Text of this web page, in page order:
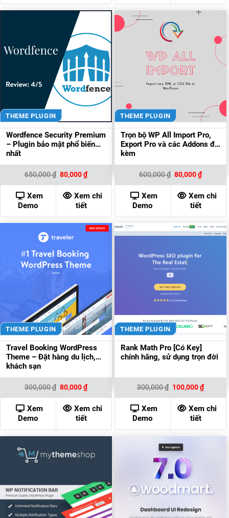
THEME PLUGIN
Wordfence Security Premium
– Plugin bảo mật phổ biến
nhất
650,000₫ Giá
gốc
là:
650,000 ₫.
80,000₫Giá
hiện
tại
là:
80,000 ₫.
Xem
Demo
Xem chi
tiết
THEME PLUGIN
Trọn bộ WP All Import Pro,
Export Pro và các Addons đi
kèm
600,000₫ Giá
gốc
là:
600,000 ₫.
80,000₫Giá
hiện
tại
là:
80,000
Xem
Demo
Xem chi
tiết
THEME PLUGIN
Travel Booking WordPress
Theme – Đặt hàng du lịch,
khách sạn
300,000₫ Giá
gốc
là:
300,000 ₫.
80,000₫Giá
hiện
tại
là:
80,000 ₫.
Xem
Demo
Xem chi
tiết
THEME PLUGIN
Rank Math Pro [Có Key]
chính hãng, sử dụng trọn đời
300,000₫ Giá
là:
300,000 ₫.
100,000₫Giá
hiện
tại
là:
Xem
Demo
Xem chi
tiết